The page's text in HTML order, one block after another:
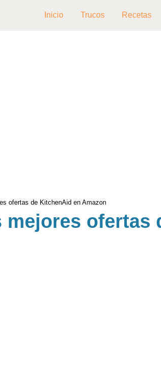
Inicio Trucos Recetas
ofertas de KitchenAid en Amazon
mejores ofertas